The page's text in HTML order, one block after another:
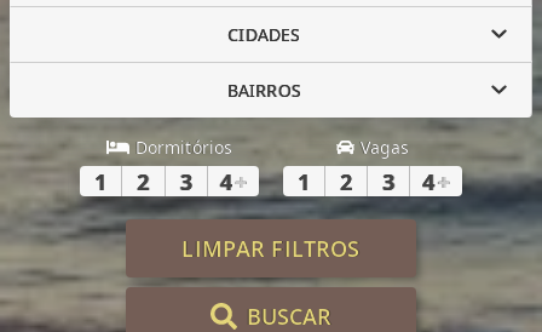
CIDADES
BAIRROS
Dormitórios
1 2 3 4+
Vagas
1 2 3 4+
LIMPAR FILTROS
BUSCAR